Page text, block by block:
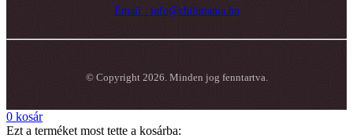
Email : info@chilimania.hu
© Copyright 2026. Minden jog fenntartva.
0 kosár
Ezt a terméket most tette a kosárba: